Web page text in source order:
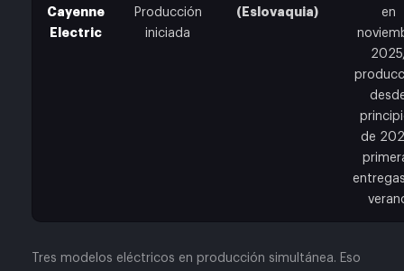
Cayenne
Electric
Producción
iniciada
(Eslovaquia)
en
de
Tres modelos eléctricos en producción simultánea. Eso